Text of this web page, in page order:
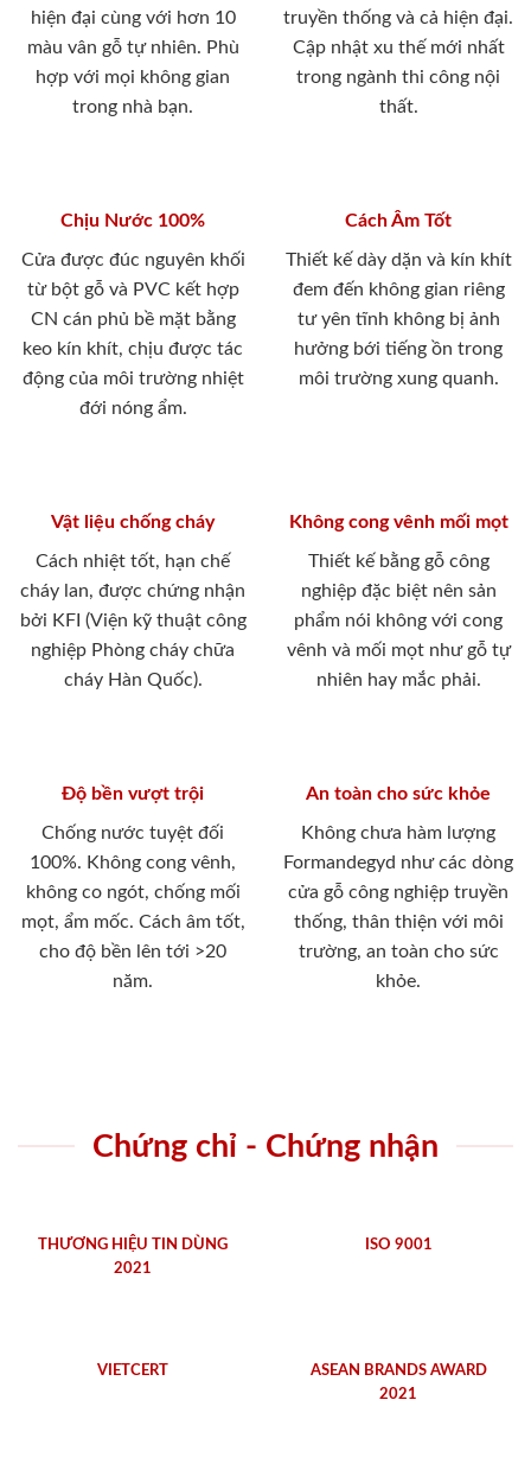
hiện đại cùng với hơn 10
màu vân gỗ tự nhiên. Phù
hợp với mọi không gian
trong nhà bạn.
truyền thống và cả hiện đại.
Cập nhật xu thế mới nhất
trong ngành thi công nội
thất.
Chịu Nước 100%
Cửa được đúc nguyên khối
từ bột gỗ và PVC kết hợp
CN cán phủ bề mặt bằng
keo kín khít, chịu được tác
động của môi trường nhiệt
đới nóng ẩm.
Cách Âm Tốt
Thiết kế dày dặn và kín khít
đem đến không gian riêng
tư yên tĩnh không bị ảnh
hưởng bới tiếng ồn trong
môi trường xung quanh.
Vật liệu chống cháy
Cách nhiệt tốt, hạn chế
cháy lan, được chứng nhận
bởi KFI (Viện kỹ thuật công
nghiệp Phòng cháy chữa
cháy Hàn Quốc).
Không cong vênh mối mọt
Thiết kế bằng gỗ công
nghiệp đặc biệt nên sản
phẩm nói không với cong
vênh và mối mọt như gỗ tự
nhiên hay mắc phải.
Độ bền vượt trội
Chống nước tuyệt đối
100%. Không cong vênh,
không co ngót, chống mối
mọt, ẩm mốc. Cách âm tốt,
cho độ bền lên tới >20
năm.
An toàn cho sức khỏe
Không chưa hàm lượng
Formandegyd như các dòng
cửa gỗ công nghiệp truyền
thống, thân thiện với môi
trường, an toàn cho sức
khỏe.
Chứng chỉ - Chứng nhận
THƯƠNG HIỆU TIN DÙNG
2021
ISO 9001
VIETCERT
ASEAN BRANDS AWARD
2021